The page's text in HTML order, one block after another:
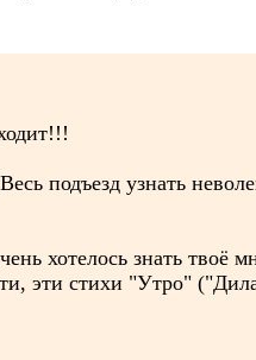
подъезд узнать
хотелось знать твоё
эти стихи "Утро"